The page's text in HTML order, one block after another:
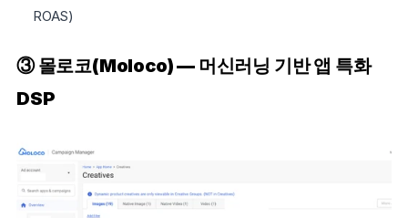
ROAS)
③ 몰로코(Moloco) — 머신러닝 기반 앱 특화
DSP